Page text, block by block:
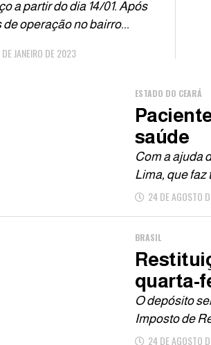
a partir do dia 14/01. Após
de operação no bairro...
JANEIRO DE 2023
ESTADO DO CEARÁ
saúde
Com a ajuda
Lima, que faz
24 DE AGOSTO
BRASIL
quarta-
O depósito
Imposto de
24 DE AGOSTO